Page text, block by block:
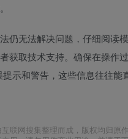
仍无法解决问题，仔细阅读
获取技术支持。确保在操作
提示和警告，这些信息往往能
联网搜集整理而成，版权均归原